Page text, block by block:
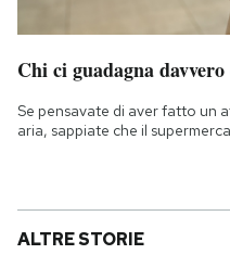
Chi ci guadagna
Se pensavate di aver fatto un
aria, sappiate che il
ALTRE STORIE